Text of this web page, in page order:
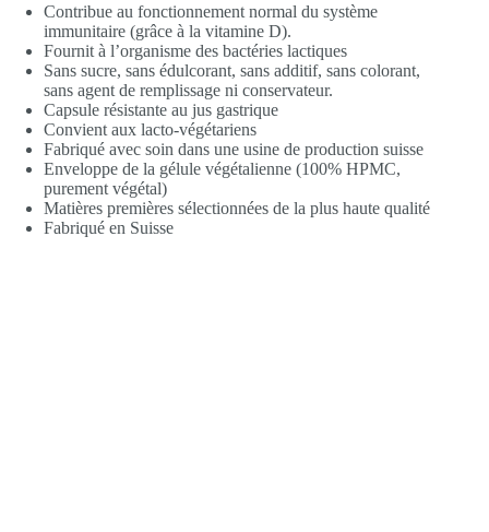
Contribue au fonctionnement normal du système
immunitaire (grâce à la vitamine D).
Fournit à l’organisme des bactéries lactiques
Sans sucre, sans édulcorant, sans additif, sans colorant,
sans agent de remplissage ni conservateur.
Capsule résistante au jus gastrique
Convient aux lacto-végétariens
Fabriqué avec soin dans une usine de production suisse
Enveloppe de la gélule végétalienne (100% HPMC,
purement végétal)
Matières premières sélectionnées de la plus haute qualité
Fabriqué en Suisse